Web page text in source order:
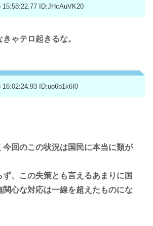
15:58:22.77 ID:JHcAuVK20
ゃテロ起きるな。
16:02:24.93 ID:uo6b1k6I0
今回のこの状況は国民に本当に類が
ず、この失策とも言えるあまりに国
関心な対応は一線を超えたものにな